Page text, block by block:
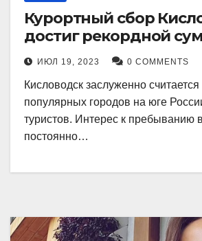
Курортный сбор
достиг рекордной
ИЮЛ 19, 2023 0 COMMENTS
Кисловодск заслуженно
популярных городов на юге
туристов. Интерес к пребыванию
постоянно…